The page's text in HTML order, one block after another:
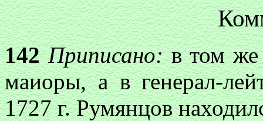
142 Приписано:в том же
маиоры, а в генерал-
1727 г. Румянцов